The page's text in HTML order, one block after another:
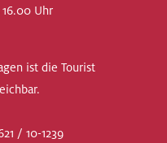
Uhr
ist die Tourist
/ 10-1239